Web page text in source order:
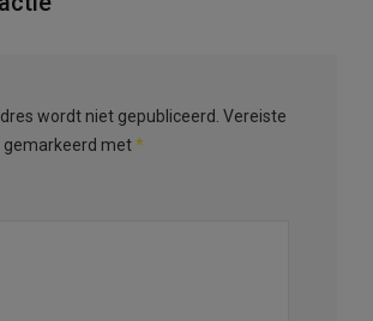
wordt niet gepubliceerd. Vereiste
gemarkeerd met*